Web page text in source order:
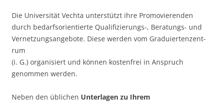
Die Universität Vechta unterstützt ihre Promovierenden
durch bedarfsorientierte Quali­fizierungs-, Beratungs- und
Vernetzungsangebote. Diese werden vom Graduiertenzent­
rum
(i. G.) organisiert und können kostenfrei in Anspruch
genommen werden.
Neben den üblichen Unterlagen zu Ihrem